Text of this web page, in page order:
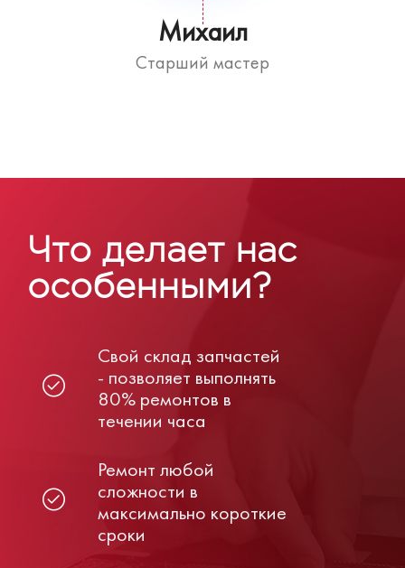
Михаил
Старший мастер
Что делает нас
особенными?
Свой склад запчастей
- позволяет выполнять
80% ремонтов в
течении часа
Ремонт любой
сложности в
максимально короткие
сроки